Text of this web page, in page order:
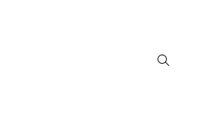
Ricerca